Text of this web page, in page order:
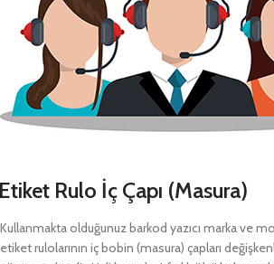
Rulo İç Çapı (Masura)
Kullanmakta olduğunuz barkod yazıcı marka ve
etiket rulolarının iç bobin (masura) çapları